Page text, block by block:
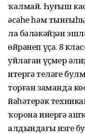
ҡалмай. Һуғыш
әсәһе һәм
ла бәләкәйҙән
өйрәнеп үҫә. 8
уйлаған үҫмер
итергә теләге
торған заманда
йәһәтерәк
ҡорона инергә
алдындағы изге